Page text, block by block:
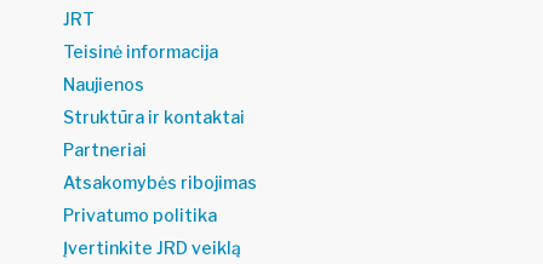
JRT
Teisinė informacija
Naujienos
Struktūra ir kontaktai
Partneriai
Atsakomybės ribojimas
Privatumo politika
Įvertinkite JRD veiklą